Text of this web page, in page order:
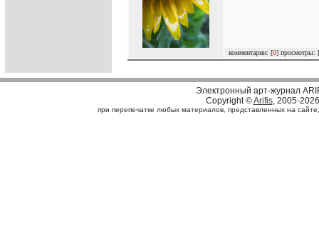
комментарии: [0] просмотры: [
Электронный арт-журнал
Copyright ©Arifis, 2005-2026
при перепечатке любых материалов, представленных на